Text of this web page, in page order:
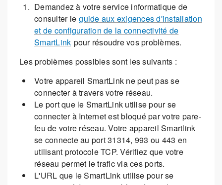
Demandez à votre service informatique de
consulter le guide aux exigences d'installation
et de configuration de la connectivité de
SmartLink pour résoudre vos problèmes.
Les problèmes possibles sont les suivants :
Votre appareil SmartLink ne peut pas se
connecter à travers votre réseau.
Le port que le SmartLink utilise pour se
connecter à Internet est bloqué par votre pare-
feu de votre réseau. Votre appareil Smartlink
se connecte au port 31314, 993 ou 443 en
utilisant protocole TCP. Vérifiez que votre
réseau permet le trafic via ces ports.
L'URL que le SmartLink utilise pour se